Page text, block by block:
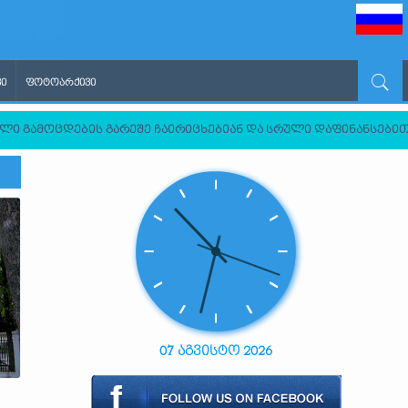
ᲤᲝᲢᲝᲐᲠᲥᲘᲕᲘ
გარეშე ჩაირიცხებიან და სრული
07 აგვისტო 2026